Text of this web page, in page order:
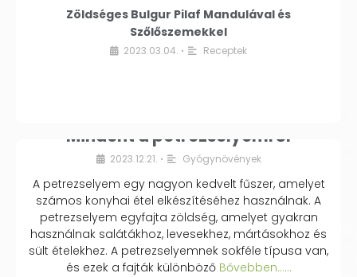
Zöldséges Bulgur Pilaf Mandulával és
Szőlőszemekkel
2023.03.04. • Receptek
Mindent a petrezselyemről
2023.12.21. • Gyógynövények
A petrezselyem egy nagyon kedvelt fűszer, amelyet
számos konyhai étel elkészítéséhez használnak. A
petrezselyem egyfajta zöldség, amelyet gyakran
használnak salátákhoz, levesekhez, mártásokhoz és
sült ételekhez. A petrezselyemnek sokféle típusa van,
és ezek a fajták különbözőBővebben...…